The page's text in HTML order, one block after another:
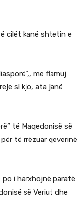
cilët kanë shtetin e
me flamuj
si kjo, ata janë
të Maqedonisë së
të rrëzuar qeverinë
i harxhojnë paratë
së Veriut dhe